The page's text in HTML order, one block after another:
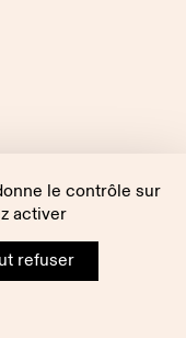
le contrôle sur
activer
refuser